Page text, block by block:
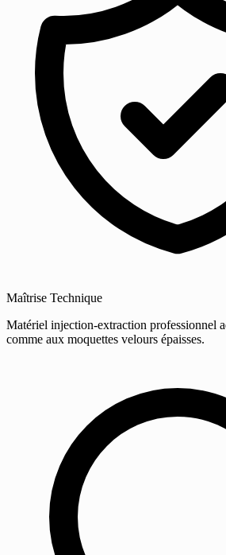
Maîtrise Technique
Matériel injection-extraction professionnel
comme aux moquettes velours épaisses.